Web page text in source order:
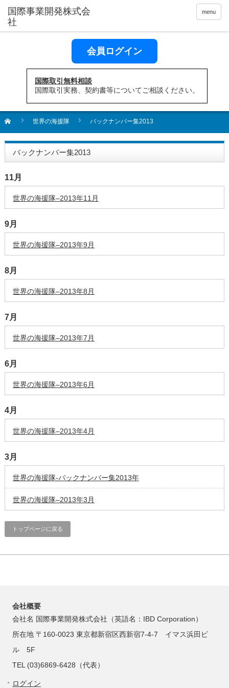
menu
会員ログイン
国際取引無料相談
国際取引実務、契約書等についてご相談ください。
世界の海援隊 バックナンバー集2013
バックナンバー集2013
11月
世界の海援隊–2013年11月
9月
世界の海援隊–2013年9月
8月
世界の海援隊–2013年8月
7月
世界の海援隊–2013年7月
6月
世界の海援隊–2013年6月
4月
世界の海援隊–2013年4月
3月
世界の海援隊-バックナンバー集2013年
世界の海援隊–2013年3月
トップページに戻る
会社概要
会社名 国際事業開発株式会社（英語名：IBD Corporation）
所在地 〒160-0023 東京都新宿区西新宿7-4-7 イマス浜田ビ
ル 5F
TEL (03)6869-6428（代表）
ログイン